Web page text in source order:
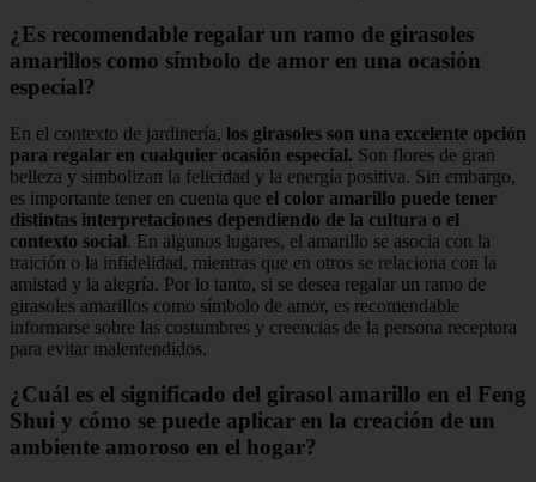
¿Es recomendable regalar un ramo de girasoles
amarillos como símbolo de amor en una ocasión
especial?
En el contexto de jardinería, los girasoles son una excelente opción
para regalar en cualquier ocasión especial. Son flores de gran
belleza y simbolizan la felicidad y la energía positiva. Sin embargo,
es importante tener en cuenta que el color amarillo puede tener
distintas interpretaciones dependiendo de la cultura o el
contexto social. En algunos lugares, el amarillo se asocia con la
traición o la infidelidad, mientras que en otros se relaciona con la
amistad y la alegría. Por lo tanto, si se desea regalar un ramo de
girasoles amarillos como símbolo de amor, es recomendable
informarse sobre las costumbres y creencias de la persona receptora
para evitar malentendidos.
¿Cuál es el significado del girasol amarillo en el Feng
Shui y cómo se puede aplicar en la creación de un
ambiente amoroso en el hogar?